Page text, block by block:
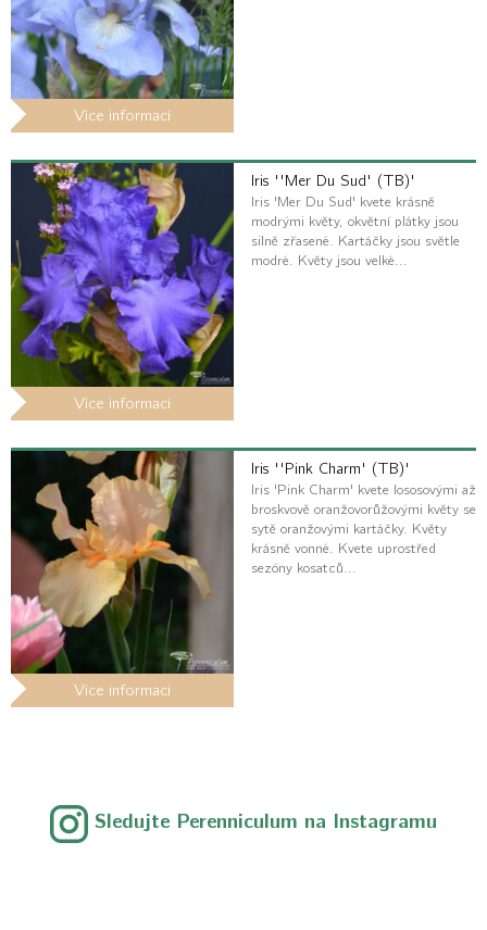
Více informací
Více informací
Iris ''Mer Du Sud' (TB)'
Iris 'Mer Du Sud' kvete krásně
modrými květy, okvětní plátky jsou
silně zřasené. Kartáčky jsou světle
modré. Květy jsou velké…
Více informací
Iris ''Pink Charm' (TB)'
Iris 'Pink Charm' kvete lososovými až
broskvově oranžovorůžovými květy se
sytě oranžovými kartáčky. Květy
krásně vonné. Kvete uprostřed
sezóny kosatců...
Sledujte Perenniculum na Instagramu